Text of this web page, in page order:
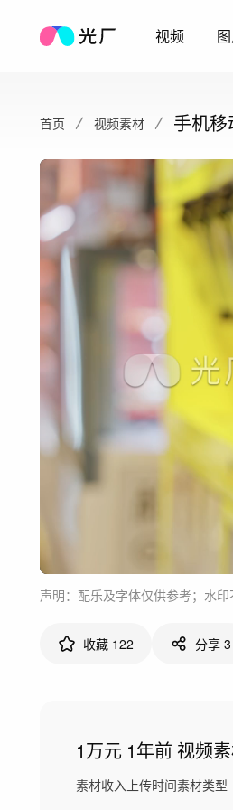
视频
首页 视频素材
声明：配乐及字体仅供参考；水
收藏 122 分享 3
1万元
素材收入
1年前
上传时间
视频
素材类型